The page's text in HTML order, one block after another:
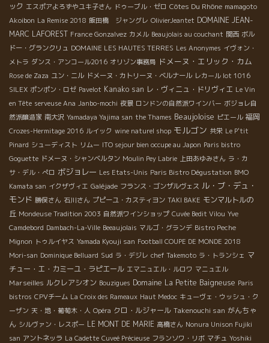
ック エスポアよろずやユキ子さん ドゥーブル・ゼロ Côtes Du Rhône mamagoto
Akoibon La Remise 2018 飯田橋 ジャングレ OlivierJeantet DOMAINE JEAN-
MARC LAFOREST France Gonzalvez カメル Beaujolais au couchant 関西 ボル
ドー・グランクリュ DOMAINE LES HAUTES TERRES Les Anonymes イヴォン・
メトラ ダンス・アンコール2016 オリゾン事務局 ドメーヌ・エリック・カム
Rose de Zaza ユン・ニル ドメーヌ・カトリーヌ・ベルナール レカール lot 1016
SILEX ポンポン・ロゼ Pavelot Kanako san レ・ヴィニュ・ドリヴィエ Le Vin
en Tête serveuse Ana Janbo-mochi 夜景 ロンドンの自然派ワインバー ボジョレ自
然派醸造家 南大沢 Yamadaya Yajima san the Thames Beaujoloise ピエール 福岡
Crozes-Hermitage 2016 ルイック wine naturel shop モルゴン 共栄 Le P'tit
Pinard シューディスト リムー ITO sejour bien occupe au Japon Paris bistro
Goguette ドメーヌ・シャンベルタン Moulin Pey Labrie 上田あゆみさん ラ・カ
サ・デル・ぺロ ボジョレー Les Etats-Unis Paris Bistro Dégustation BMO
Kamata san イクザヴィエ Galéjade フランス・ゴンザルヴェス ル・ブ・デュ・
モンド 勝俣さん 石川さん プピーユ・カスティヨン TAKI BAKE モンマルトルの
丘 Mondeuse Tradition 2003 自然派ワインショップ Cuvée Bedit Vilou Yve
Camdebord Dambach-La-Ville Beeaujolais マルゴ・グランデ Bistro Peche
Mignon トゥルイヤス Yamada Kyouji san Football COUPE DE MONDE 2018
Mori-san Dominique Belluard Sud ラ・デジレ chef Takemoto ラ・トランシェ マ
チュー・エ・カミーユ・ラピエール エマニュエル・ルロワ マニュエル
Marseilles ルクレアシオン Bouzigues Domaine La Petite Baigneuse Paris
bistros CPVチーム La Croix des Rameaux Haut Medoc キューヴェ・ウッシュ・ク
ーザン 天・地・葡萄木・人 Opéra クロ・ルジャール Takenouchi san がんちゃ
ん シルヴァン・レスポー LE MONT DE MARIE 高橋さん Nonura Unison Fujiki
san アントネッラ La Cadette Cuveé Précieuse フランソワ・リボ マチュ Yoshiki